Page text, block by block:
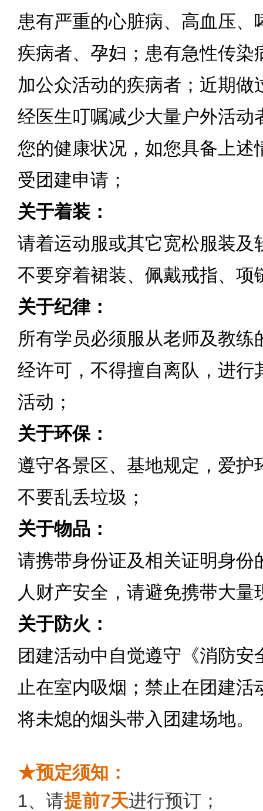
患有严重的心脏病、高血压、
疾病者、孕妇；患有急性传染
加公众活动的疾病者；近期做
经医生叮嘱减少大量户外活动
您的健康状况，如您具备上述
受团建申请；
关于着装：
请着运动服或其它宽松服装及
不要穿着裙装、佩戴戒指、项
关于纪律：
所有学员必须服从老师及教练
经许可，不得擅自离队，进行
活动；
关于环保：
遵守各景区、基地规定，爱护
不要乱丢垃圾；
关于物品：
请携带身份证及相关证明身份
人财产安全，请避免携带大量
关于防火：
团建活动中自觉遵守《消防安
止在室内吸烟；禁止在团建活
将未熄的烟头带入团建场地。
★预定须知：
1、请提前7天进行预订；